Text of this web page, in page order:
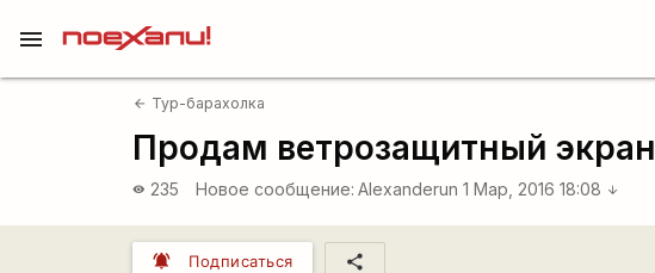
menu
arrow_back Тур-барахолка
Продам ветрозащитный экран
visibility 235 Новое сообщение: Alexanderun 1 Мар, 2016 18:08 arrow_downward
notifications_active Подписаться share